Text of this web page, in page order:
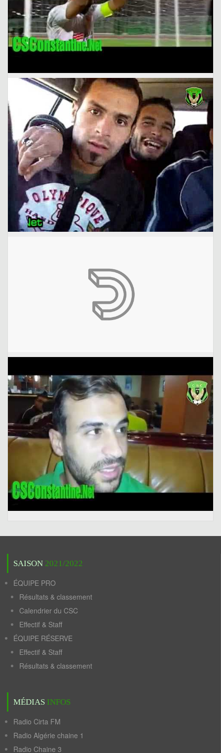
SAISON 2021/2022
ÉQUIPE PRO
Résultats & classement
Calendrier du CSC
Effectif & Staff
ÉQUIPE RÉSERVE
Effectif & Staff
Résultats & classement
MÉDIAS INFOS
Radio Cirta FM
Radio Algérie chaine 1
Radio Chaine 3